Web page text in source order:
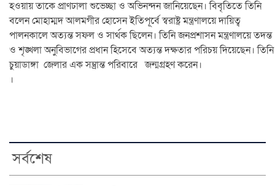
হওয়ায় তাকে প্রাণঢালা শুভেচ্ছা ও অভিনন্দন জানিয়েছেন। বিবৃতিতে তিনি
বলেন মোহাম্মদ আলমগীর হোসেন ইতিপূর্বে স্বরাষ্ট্র মন্ত্রণালয়ে দায়িত্ব
পালনকালে অত্যন্ত সফল ও সার্থক ছিলেন। তিনি জনপ্রশাসন মন্ত্রণালয়ে তদন্ত
ও শৃঙ্খলা অনুবিভাগের প্রধান হিসেবে অত্যন্ত দক্ষতার পরিচয় দিয়েছেন। তিনি
চুয়াডাঙ্গা জেলার এক সম্ভ্রান্ত পরিবারে জন্মগ্রহণ করেন।
।
সর্বশেষ